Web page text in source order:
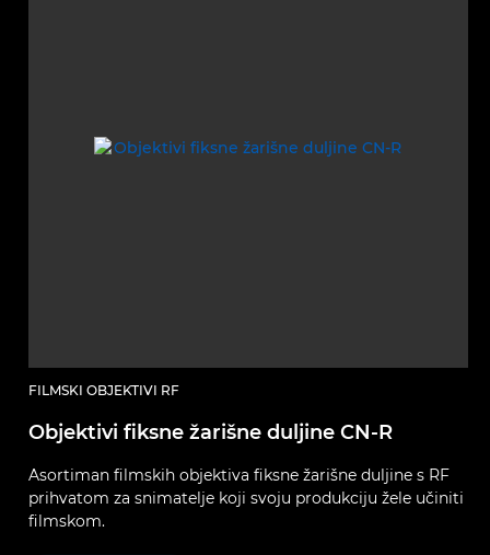
FILMSKI OBJEKTIVI RF
Objektivi fiksne žarišne duljine CN-R
Asortiman filmskih objektiva fiksne žarišne duljine s RF
prihvatom za snimatelje koji svoju produkciju žele učiniti
filmskom.